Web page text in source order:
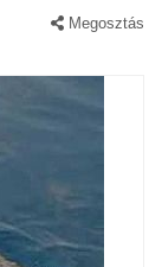
Megosztás